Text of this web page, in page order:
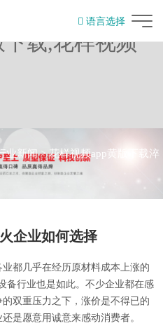
app黄版下载,
下载,花样视频
语言选择
English
业新闻>花样视频app黄版下载淬
企业如何选择
业都几乎在经历原材料成本上涨的
备行业也是如此。不少企业都在感
双重压力之下，涨价是不得已的
是愿意用诚意来感动消费者。